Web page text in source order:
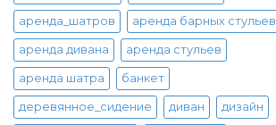
аренда_шатров аренда барных стульев
аренда дивана аренда стульев
аренда шатра банкет
деревянное_сидение диван дизайн